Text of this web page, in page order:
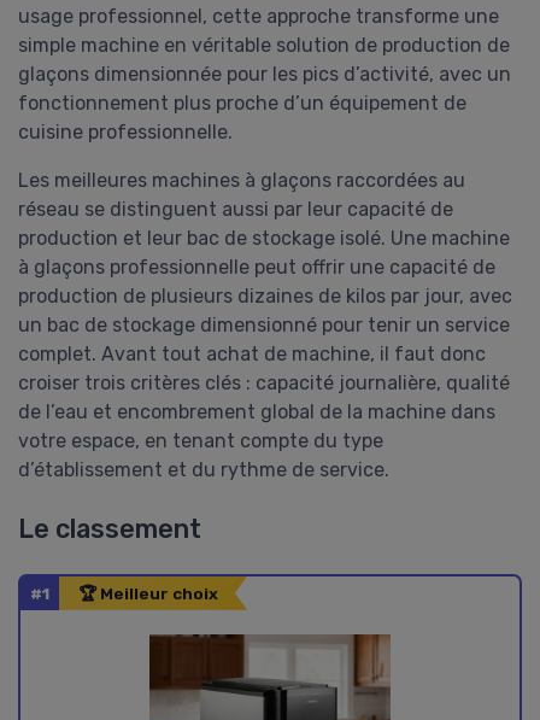
usage professionnel, cette approche transforme une
simple machine en véritable solution de production de
glaçons dimensionnée pour les pics d’activité, avec un
fonctionnement plus proche d’un équipement de
cuisine professionnelle.
Les meilleures machines à glaçons raccordées au
réseau se distinguent aussi par leur capacité de
production et leur bac de stockage isolé. Une machine
à glaçons professionnelle peut offrir une capacité de
production de plusieurs dizaines de kilos par jour, avec
un bac de stockage dimensionné pour tenir un service
complet. Avant tout achat de machine, il faut donc
croiser trois critères clés : capacité journalière, qualité
de l’eau et encombrement global de la machine dans
votre espace, en tenant compte du type
d’établissement et du rythme de service.
Le classement
#1 🏆 Meilleur choix